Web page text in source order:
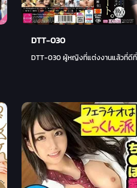
ฮอนด้า ฮิโตมิ
ครรู้ระหว่างออกเดท...แกล้ง...แรง! มีอา นานาซา
DTT-030
DTT-030 ผู้หญิงที่แต่งงานแล้วที่ดีที่